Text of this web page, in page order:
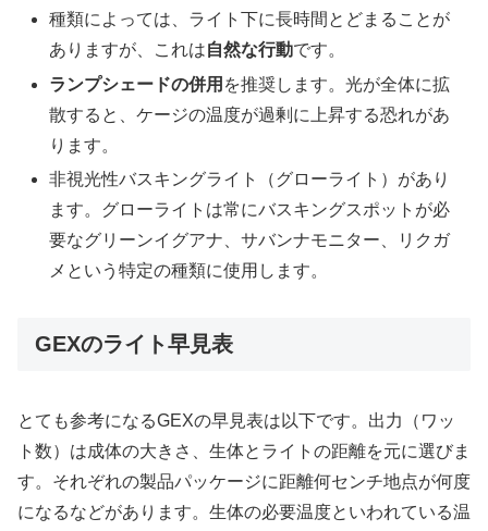
種類によっては、ライト下に長時間とどまることが
ありますが、これは自然な行動です。
ランプシェードの併用 を推奨します。光が全体に拡
散すると、ケージの温度が過剰に上昇する恐れがあ
ります。
非視光性バスキングライト（グローライト）があり
ます。グローライトは常にバスキングスポットが必
要なグリーンイグアナ、サバンナモニター、リクガ
メという特定の種類に使用します。
GEXのライト早見表
とても参考になるGEXの早見表は以下です。出力（ワッ
ト数）は成体の大きさ、生体とライトの距離を元に選びま
す。それぞれの製品パッケージに距離何センチ地点が何度
になるなどがあります。生体の必要温度といわれている温